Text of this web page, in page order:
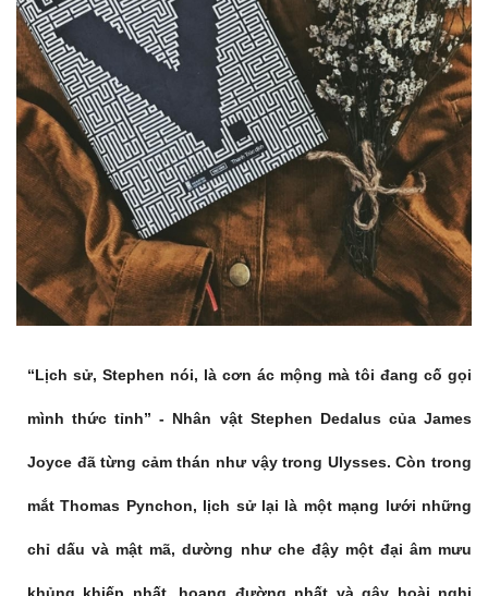
“Lịch sử, Stephen nói, là cơn ác mộng mà tôi đang cố gọi
mình thức tỉnh” - Nhân vật Stephen Dedalus của James
Joyce đã từng cảm thán như vậy trong Ulysses. Còn trong
mắt Thomas Pynchon, lịch sử lại là một mạng lưới những
chỉ dấu và mật mã, dường như che đậy một đại âm mưu
khủng khiếp nhất, hoang đường nhất và gây hoài nghi